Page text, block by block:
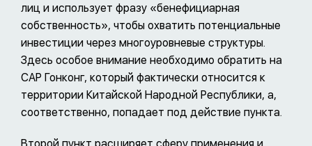
лиц и использует фразу «бенефициарная
собственность», чтобы охватить потенциальные
инвестиции через многоуровневые структуры.
Здесь особое внимание необходимо обратить на
САР Гонконг, который фактически относится к
территории Китайской Народной Республики, а,
соответственно, попадает под действие пункта.
Второй пункт расширяет сферу применения и